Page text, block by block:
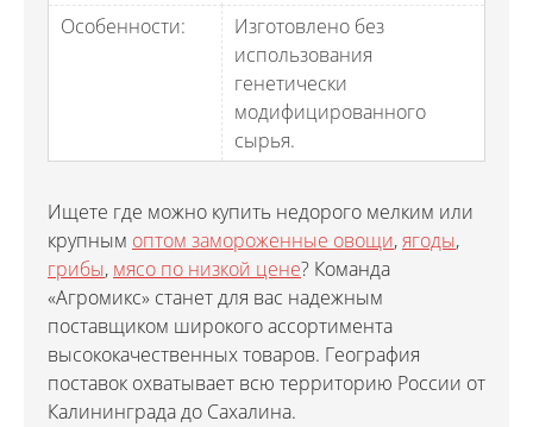
Особенности:
Изготовлено без
использования
генетически
модифицированного
сырья.
Ищете где можно купить недорого мелким или
крупным оптом замороженные овощи,ягоды,
грибы, мясо по низкой цене? Команда
«Агромикс» станет для вас надежным
поставщиком широкого ассортимента
высококачественных товаров. География
поставок охватывает всю территорию России от
Калининграда до Сахалина.